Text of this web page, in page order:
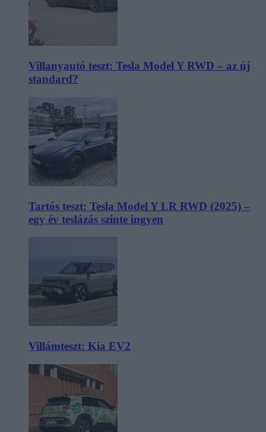
Villanyautó teszt: Tesla Model Y RWD – az új
standard?
Tartós teszt: Tesla Model Y LR RWD (2025) –
egy év teslázás szinte ingyen
Villámteszt: Kia EV2